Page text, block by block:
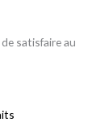
satisfaire au